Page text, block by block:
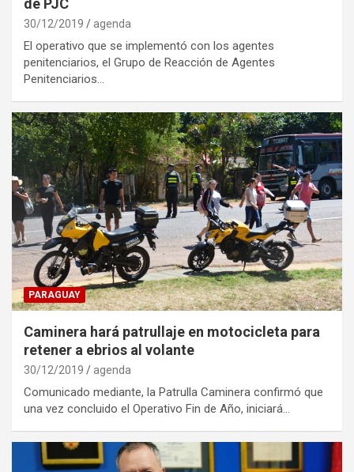
de PJC
30/12/2019 agenda
El operativo que se implementó con los agentes
penitenciarios, el Grupo de Reacción de Agentes
Penitenciarios…
PARAGUAY
Caminera hará patrullaje en motocicleta para
retener a ebrios al volante
30/12/2019 agenda
Comunicado mediante, la Patrulla Caminera confirmó que
una vez concluido el Operativo Fin de Año, iniciará…